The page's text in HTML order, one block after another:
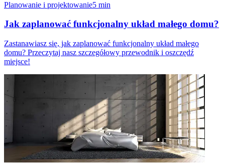
Planowanie i projektowanie5 min
Jak zaplanować funkcjonalny układ małego domu?
Zastanawiasz się, jak zaplanować funkcjonalny układ małego
domu? Przeczytaj nasz szczegółowy przewodnik i oszczędź
miejsce!